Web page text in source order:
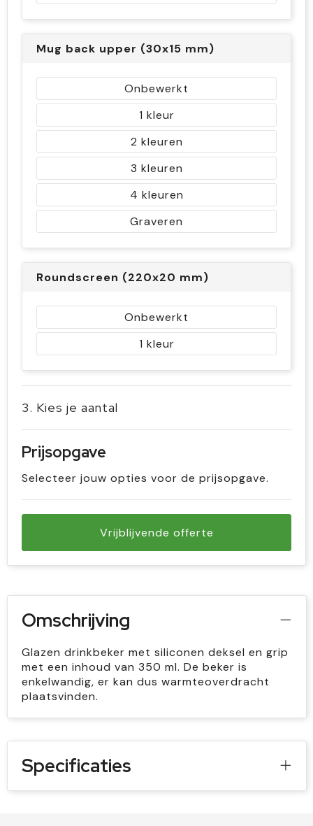
Mug back upper (30x15 mm)
Onbewerkt
1
2
3
4
Graveren
Roundscreen (220x20 mm)
Onbewerkt
1
3. Kies je aantal
Prijsopgave
Selecteer jouw opties voor de prijsopgave.
Vrijblijvende offerte
Omschrijving
Glazen drinkbeker met siliconen deksel en grip
met een inhoud van 350 ml. De beker is
enkelwandig, er kan dus warmteoverdracht
plaatsvinden.
Specificaties